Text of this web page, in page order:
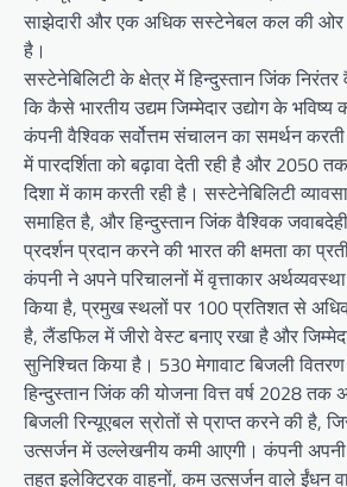
साझेदारी और एक अधिक सस्टेनेबल कल की ओर
है।
सस्टेनेबिलिटी के क्षेत्र में हिन्दुस्तान जिंक निरंतर
कि कैसे भारतीय उद्यम जिम्मेदार उद्योग के
कंपनी वैश्विक सर्वोत्तम संचालन का समर्थन करती
में पारदर्शिता को बढ़ावा देती रही है और 2050
दिशा में काम करती रही है। सस्टेनेबिलिटी
समाहित है, और हिन्दुस्तान जिंक वैश्विक
प्रदर्शन प्रदान करने की भारत की क्षमता का
कंपनी ने अपने परिचालनों में वृत्ताकार
किया है, प्रमुख स्थलों पर 100 प्रतिशत से
है, लैंडफिल में जीरो वेस्ट बनाए रखा है और
सुनिश्चित किया है। 530 मेगावाट बिजली
हिन्दुस्तान जिंक की योजना वित्त वर्ष 2028 तक
बिजली रिन्यूएबल स्रोतों से प्राप्त करने की है,
उत्सर्जन में उल्लेखनीय कमी आएगी। कंपनी अपनी
तहत इलेक्ट्रिक वाहनों, कम उत्सर्जन वाले ईंधन